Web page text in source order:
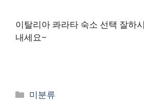
이탈리아 콰라타 숙소 선택 잘하
내세요~
카
미분류